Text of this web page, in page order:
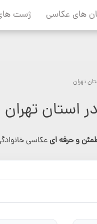
های عکاسی ژست
تهران
استان تهران
و حرفه ایعکاسی